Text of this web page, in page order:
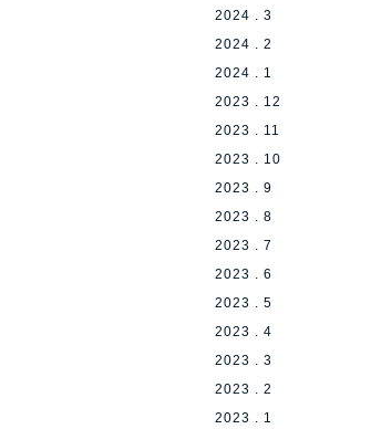
2024 . 3
2024 . 2
2024 . 1
2023 . 12
2023 . 11
2023 . 10
2023 . 9
2023 . 8
2023 . 7
2023 . 6
2023 . 5
2023 . 4
2023 . 3
2023 . 2
2023 . 1